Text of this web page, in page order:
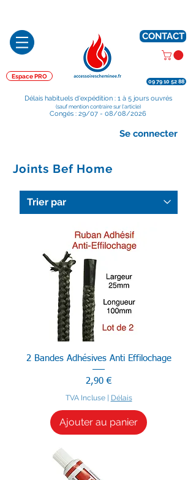
Espace PRO
CONTACT
09 79 10 52 88
Délais habituels d'expédition : 1 à 5 jours ouvrés
(sauf mention contraire sur l'article)
Congés : 29/07 - 08/08/2026
Se connecter
Joints Bef Home
2 Bandes Adhésives Anti Effilochage
Prix
2,90 €
TVA Incluse| Délais
Ajouter au panier